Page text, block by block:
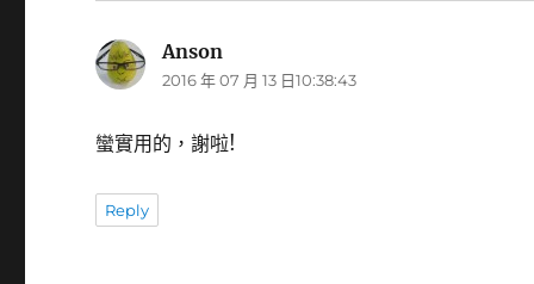
Anson
示:
2016 年 07 月 13 日10:38:43
蠻實用的，謝啦!
Reply